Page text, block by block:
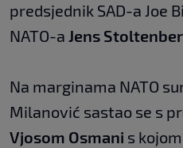
predsjednik SAD-a Joe
NATO-a Jens
Na marginama NATO
Milanović sastao se s
Vjosom Osmani s